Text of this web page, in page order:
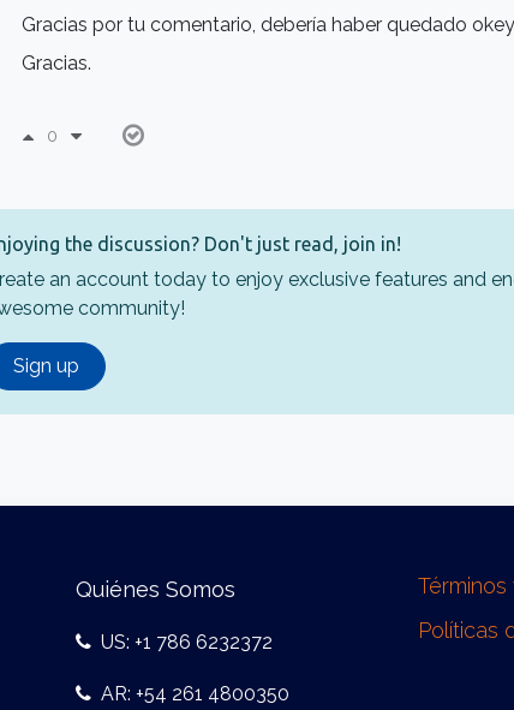
Gracias por tu comentario, debería haber quedado
Gracias.
0
the discussion? Don't just read, join in!
an account today to enjoy exclusive features and
community!
Sign up
Quiénes Somos
US: +1 786 6232372
AR: +54 261 4800350
Políticas